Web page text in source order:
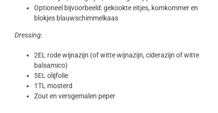
Optioneel bijvoorbeeld: gekookte eitjes, komkommer en
blokjes blauwschimmelkaas
Dressing:
2EL rode wijnazijn (of witte wijnazijn, ciderazijn of witte
balsamico)
5EL olijfolie
1TL mosterd
Zout en versgemalen peper